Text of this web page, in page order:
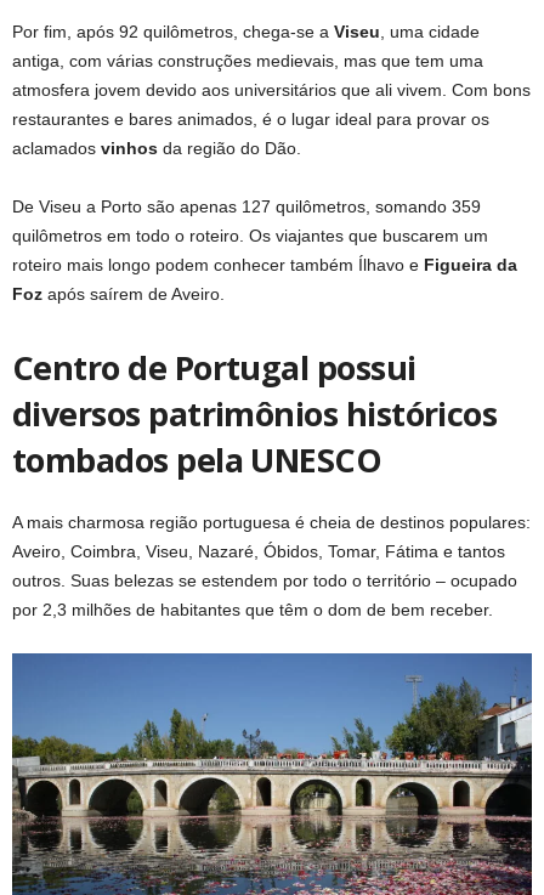
Por fim, após 92 quilômetros, chega-se a Viseu , uma cidade
antiga, com várias construções medievais, mas que tem uma
atmosfera jovem devido aos universitários que ali vivem. Com bons
restaurantes e bares animados, é o lugar ideal para provar os
aclamados vinhos da região do Dão.
De Viseu a Porto são apenas 127 quilômetros, somando 359
quilômetros em todo o roteiro. Os viajantes que buscarem um
roteiro mais longo podem conhecer também Ílhavo e Figueira da
Foz após saírem de Aveiro.
Centro de Portugal possui
diversos patrimônios históricos
tombados pela UNESCO
A mais charmosa região portuguesa é cheia de destinos populares:
Aveiro, Coimbra, Viseu, Nazaré, Óbidos, Tomar, Fátima e tantos
outros. Suas belezas se estendem por todo o território – ocupado
por 2,3 milhões de habitantes que têm o dom de bem receber.